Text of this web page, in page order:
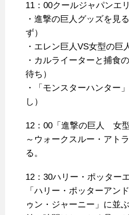
11：00クールジャパンエ
・進撃の巨人グッズを見
ず）
・エレン巨人VS女型の巨
・カルライーターと捕食
待ち）
・「モンスターハンター
し）
12：00「進撃の巨人 女
～ウォークスルー・アト
る。
12：30ハリー・ポッター
「ハリー・ポッターアン
ゥン・ジャーニー」に並